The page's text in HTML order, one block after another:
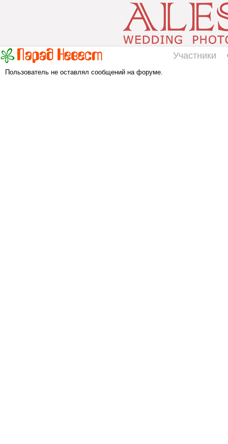
Участники
Пользователь не оставлял сообщений на форуме.